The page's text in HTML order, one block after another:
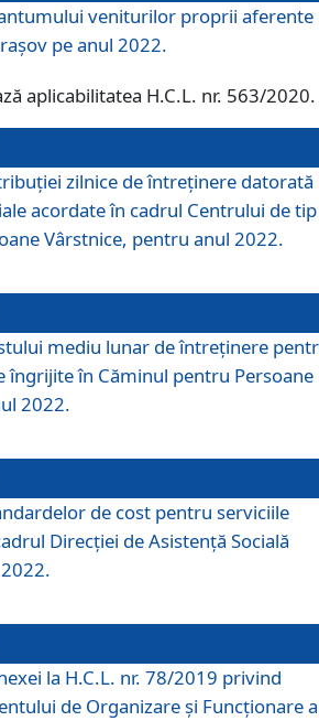
veniturilor proprii aferente
pe anul 2022.
aplicabilitatea H.C.L. nr. 563/2020.
zilnice de întreținere datorată
acordate în cadrul Centrului de tip
Vârstnice, pentru anul 2022.
mediu lunar de întreţinere
îngrijite în Căminul pentru Persoane
2022.
de cost pentru serviciile
Direcției de Asistență Socială
la H.C.L. nr. 78/2019 privind
de Organizare și Funcționare